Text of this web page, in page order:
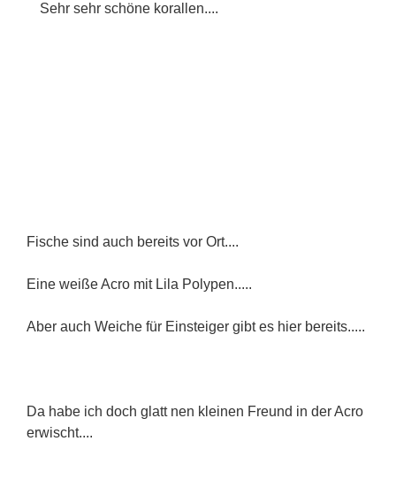
Sehr sehr schöne korallen....
Fische sind auch bereits vor Ort....
Eine weiße Acro mit Lila Polypen.....
Aber auch Weiche für Einsteiger gibt es hier bereits.....
Da habe ich doch glatt nen kleinen Freund in der Acro
erwischt....